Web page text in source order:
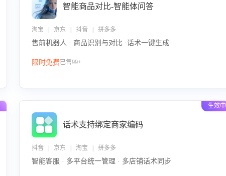
智能商品对比-智能体问答
淘宝 | 京东 | 抖音 | 拼多多
售前机器人 · 商品识别与对比 ·话术一键生成
限时免费已售99+
生效中
话术支持绑定商家编码
抖音 | 京东 | 淘宝 | 拼多多
智能客服 · 多平台统一管理 · 多店铺话术同步